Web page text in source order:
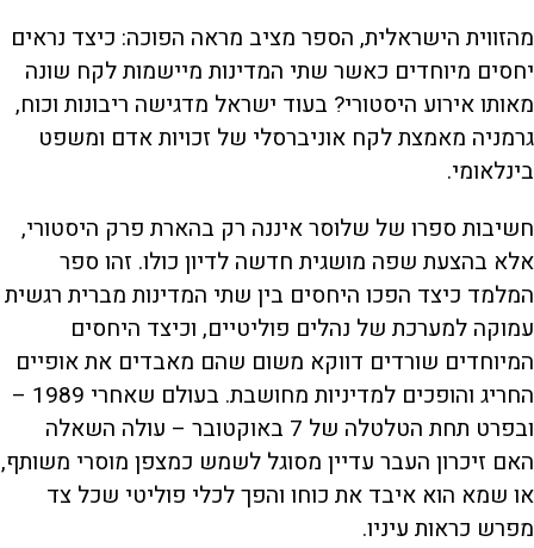
מהזווית הישראלית, הספר מציב מראה הפוכה: כיצד נראים
יחסים מיוחדים כאשר שתי המדינות מיישמות לקח שונה
מאותו אירוע היסטורי? בעוד ישראל מדגישה ריבונות וכוח,
גרמניה מאמצת לקח אוניברסלי של זכויות אדם ומשפט
בינלאומי.
חשיבות ספרו של שלוסר איננה רק בהארת פרק היסטורי,
אלא בהצעת שפה מושגית חדשה לדיון כולו. זהו ספר
המלמד כיצד הפכו היחסים בין שתי המדינות מברית רגשית
עמוקה למערכת של נהלים פוליטיים, וכיצד היחסים
המיוחדים שורדים דווקא משום שהם מאבדים את אופיים
החריג והופכים למדיניות מחושבת. בעולם שאחרי 1989 –
ובפרט תחת הטלטלה של 7 באוקטובר – עולה השאלה
האם זיכרון העבר עדיין מסוגל לשמש כמצפן מוסרי משותף,
או שמא הוא איבד את כוחו והפך לכלי פוליטי שכל צד
מפרש כראות עיניו.